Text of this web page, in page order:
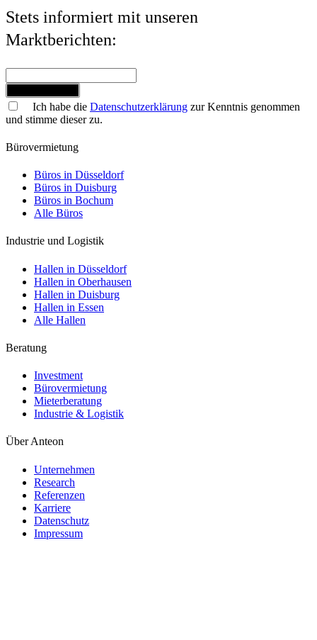
Stets informiert mit unseren
Marktberichten:
Ich habe die Datenschutzerklärung zur Kenntnis genommen
und stimme dieser zu.
Bürovermietung
Büros in Düsseldorf
Büros in Duisburg
Büros in Bochum
Alle Büros
Industrie und Logistik
Hallen in Düsseldorf
Hallen in Oberhausen
Hallen in Duisburg
Hallen in Essen
Alle Hallen
Beratung
Investment
Bürovermietung
Mieterberatung
Industrie & Logistik
Über Anteon
Unternehmen
Research
Referenzen
Karriere
Datenschutz
Impressum